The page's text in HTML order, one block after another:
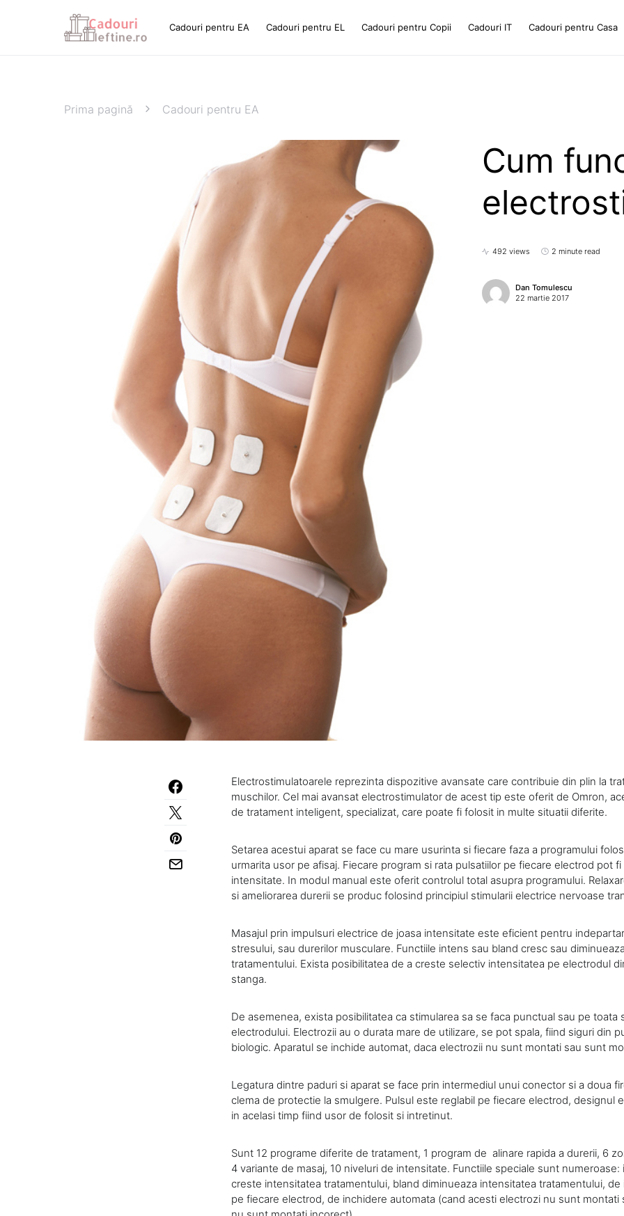
Cadouri pentru EA Cadouri pentru EL Cadouri pentru Copii Cadouri IT Cadouri pentru Casa
Prima pagină Cadouri pentru EA
Cum
492 views 2 minute read
Dan Tomulescu
22 martie 2017
Electrostimulatoarele reprezinta dispozitive avansate care contribuie din plin la
muschilor. Cel mai avansat electrostimulator de acest tip este oferit de Omron,
de tratament inteligent, specializat, care poate fi folosit in multe situatii diferite.
Setarea acestui aparat se face cu mare usurinta si fiecare faza a programului
urmarita usor pe afisaj. Fiecare program si rata pulsatiilor pe fiecare electrod pot
intensitate. In modul manual este oferit controlul total asupra programului.
si ameliorarea durerii se produc folosind principiul stimularii electrice nervoase
Masajul prin impulsuri electrice de joasa intensitate este eficient pentru
stresului, sau durerilor musculare. Functiile intens sau bland cresc sau
tratamentului. Exista posibilitatea de a creste selectiv intensitatea pe electrodul
stanga.
De asemenea, exista posibilitatea ca stimularea sa se faca punctual sau pe toata
electrodului. Electrozii au o durata mare de utilizare, se pot spala, fiind siguri din
biologic. Aparatul se inchide automat, daca electrozii nu sunt montati sau sunt
Legatura dintre paduri si aparat se face prin intermediul unui conector si a doua
clema de protectie la smulgere. Pulsul este reglabil pe fiecare electrod, designul
in acelasi timp fiind usor de folosit si intretinut.
Sunt 12 programe diferite de tratament, 1 program de alinare rapida a durerii, 6
4 variante de masaj, 10 niveluri de intensitate. Functiile speciale sunt numeroase:
creste intensitatea tratamentului, bland diminueaza intensitatea tratamentului, de
pe fiecare electrod, de inchidere automata (cand acesti electrozi nu sunt montati